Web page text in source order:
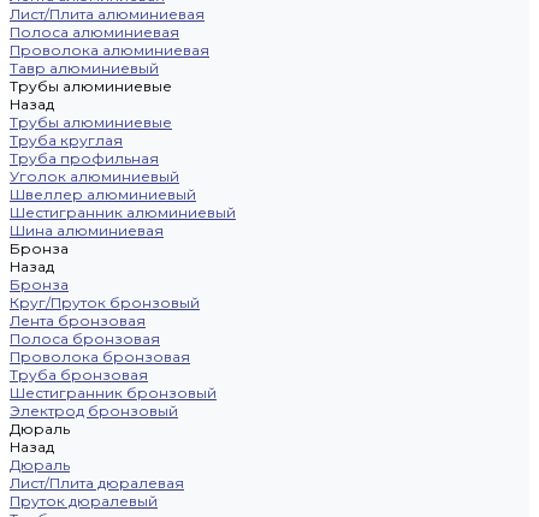
Лист/Плита алюминиевая
Полоса алюминиевая
Проволока алюминиевая
Тавр алюминиевый
Трубы алюминиевые
Назад
Трубы алюминиевые
Труба круглая
Труба профильная
Уголок алюминиевый
Швеллер алюминиевый
Шестигранник алюминиевый
Шина алюминиевая
Бронза
Назад
Бронза
Круг/Пруток бронзовый
Лента бронзовая
Полоса бронзовая
Проволока бронзовая
Труба бронзовая
Шестигранник бронзовый
Электрод бронзовый
Дюраль
Назад
Дюраль
Лист/Плита дюралевая
Пруток дюралевый